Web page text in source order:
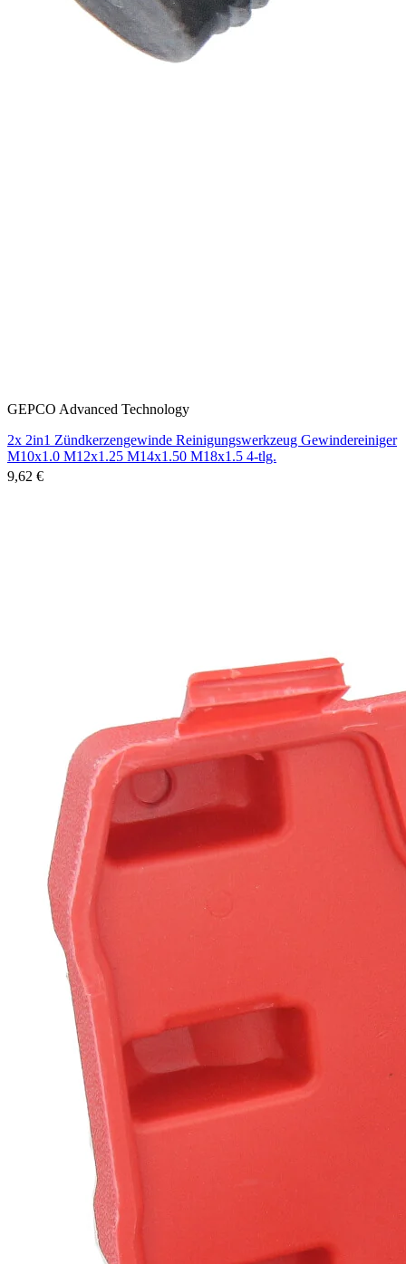
GEPCO Advanced Technology
2x 2in1 Zündkerzengewinde Reinigungswerkzeug Gewindereiniger
M10x1.0 M12x1.25 M14x1.50 M18x1.5 4-tlg.
9,62 €